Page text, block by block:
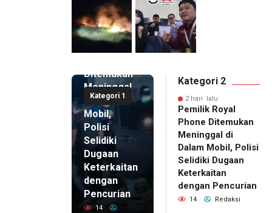
Kategori 1
2 hari lalu
Pemilik
Ditemukan
Meninggal
di Dalam
Mobil,
Polisi
Selidiki
Dugaan
Keterkaitan
dengan
Pencurian
14
Kategori 2
2 hari lalu
Pemilik Royal
Phone Ditemukan
Meninggal di
Dalam Mobil, Polisi
Selidiki Dugaan
Keterkaitan
dengan Pencurian
14 Redaksi